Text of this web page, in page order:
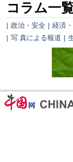
コラム一
| 政治・安全 | 経済
| 写 真による報道 |